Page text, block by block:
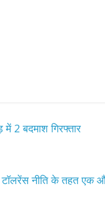
2 बदमाश गिरफ्तार
नीति के तहत एक
0